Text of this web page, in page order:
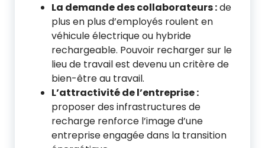
La demande des collaborateurs :de
plus en plus d’employés roulent en
véhicule électrique ou hybride
rechargeable. Pouvoir recharger sur le
lieu de travail est devenu un critère de
bien-être au travail.
L’attractivité de l’entreprise :
proposer des infrastructures de
recharge renforce l’image d’une
entreprise engagée dans la transition